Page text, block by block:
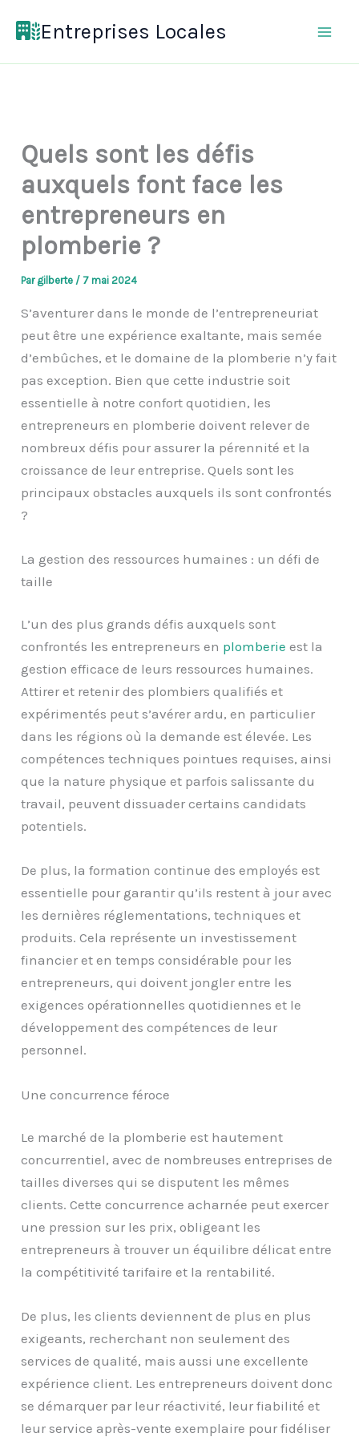
Entreprises Locales
Quels sont les défis
auxquels font face les
entrepreneurs en
plomberie ?
Par gilberte / 7 mai 2024
S’aventurer dans le monde de l’entrepreneuriat
peut être une expérience exaltante, mais semée
d’embûches, et le domaine de la plomberie n’y fait
pas exception. Bien que cette industrie soit
essentielle à notre confort quotidien, les
entrepreneurs en plomberie doivent relever de
nombreux défis pour assurer la pérennité et la
croissance de leur entreprise. Quels sont les
principaux obstacles auxquels ils sont confrontés
?
La gestion des ressources humaines : un défi de
taille
L’un des plus grands défis auxquels sont
confrontés les entrepreneurs en plomberie est la
gestion efficace de leurs ressources humaines.
Attirer et retenir des plombiers qualifiés et
expérimentés peut s’avérer ardu, en particulier
dans les régions où la demande est élevée. Les
compétences techniques pointues requises, ainsi
que la nature physique et parfois salissante du
travail, peuvent dissuader certains candidats
potentiels.
De plus, la formation continue des employés est
essentielle pour garantir qu’ils restent à jour avec
les dernières réglementations, techniques et
produits. Cela représente un investissement
financier et en temps considérable pour les
entrepreneurs, qui doivent jongler entre les
exigences opérationnelles quotidiennes et le
développement des compétences de leur
personnel.
Une concurrence féroce
Le marché de la plomberie est hautement
concurrentiel, avec de nombreuses entreprises de
tailles diverses qui se disputent les mêmes
clients. Cette concurrence acharnée peut exercer
une pression sur les prix, obligeant les
entrepreneurs à trouver un équilibre délicat entre
la compétitivité tarifaire et la rentabilité.
De plus, les clients deviennent de plus en plus
exigeants, recherchant non seulement des
services de qualité, mais aussi une excellente
expérience client. Les entrepreneurs doivent donc
se démarquer par leur réactivité, leur fiabilité et
leur service après-vente exemplaire pour fidéliser